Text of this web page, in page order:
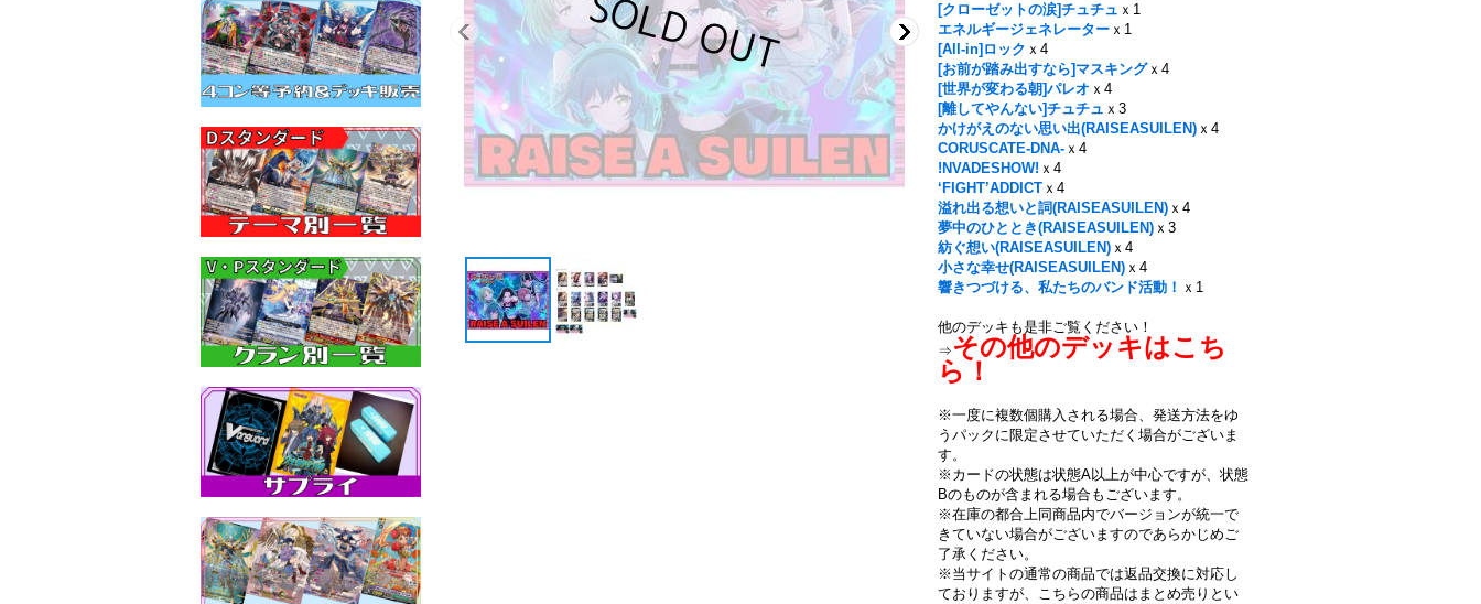
[クローゼットの涙]チュチュ ｘ1
エネルギージェネレーター ｘ1
[All-in]ロック ｘ4
[お前が踏み出すなら]マスキングｘ4
[世界が変わる朝]パレオ ｘ4
[離してやんない]チュチュ ｘ3
かけがえのない思い出(RAISEASUILEN) ｘ4
CORUSCATE-DNA- ｘ4
!NVADESHOW! ｘ4
‘FIGHT’ADDICT ｘ4
溢れ出る想いと詞(RAISEASUILEN) ｘ4
夢中のひととき(RAISEASUILEN) ｘ3
紡ぐ想い(RAISEASUILEN) ｘ4
小さな幸せ(RAISEASUILEN) ｘ4
響きつづける、私たちのバンド活動！ ｘ1
他のデッキも是非ご覧ください！
⇒その他のデッキはこち
ら！
※一度に複数個購入される場合、発送方法をゆ
うパックに限定させていただく場合がございま
す。
※カードの状態は状態A以上が中心ですが、状態
Bのものが含まれる場合もございます。
※在庫の都合上同商品内でバージョンが統一で
きていない場合がございますのであらかじめご
了承ください。
※当サイトの通常の商品では返品交換に対応し
ておりますが、こちらの商品はまとめ売りとい